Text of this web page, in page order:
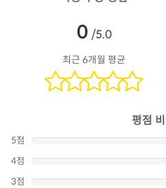
0 /5.0
최근 6개월 평균
평점
5점
4점
3점